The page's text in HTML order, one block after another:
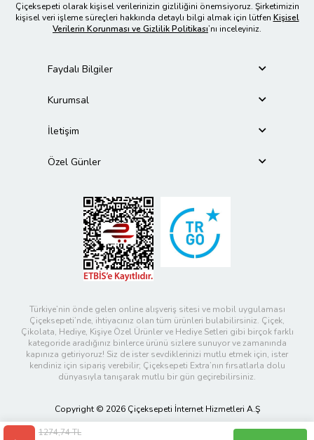
1274,74 TL
Çiçeksepeti olarak kişisel verilerinizin gizliliğini önemsiyoruz. Şirketimizin
kişisel veri işleme süreçleri hakkında detaylı bilgi almak için lütfen Kişisel
Verilerin Korunması ve Gizlilik Politikası’nı inceleyiniz.
Faydalı Bilgiler
Kurumsal
İletişim
Özel Günler
Türkiye’nin önde gelen online alışveriş sitesi ve mobil uygulaması
Çiçeksepeti’nde, ihtiyacınız olan tüm ürünleri bulabilirsiniz. Çiçek,
Çikolata, Hediye, Kişiye Özel Ürünler ve Hediye Setleri gibi birçok farklı
kategoride aradığınız binlerce ürünü sizlere sunuyor ve zamanında
kapınıza getiriyoruz! Siz de ister sevdiklerinizi mutlu etmek için, ister
kendiniz için sipariş verebilir; Çiçeksepeti Extra’nın fırsatlarla dolu
dünyasıyla tanışarak mutlu bir gün geçirebilirsiniz.
Copyright © 2026 Çiçeksepeti İnternet Hizmetleri A.Ş